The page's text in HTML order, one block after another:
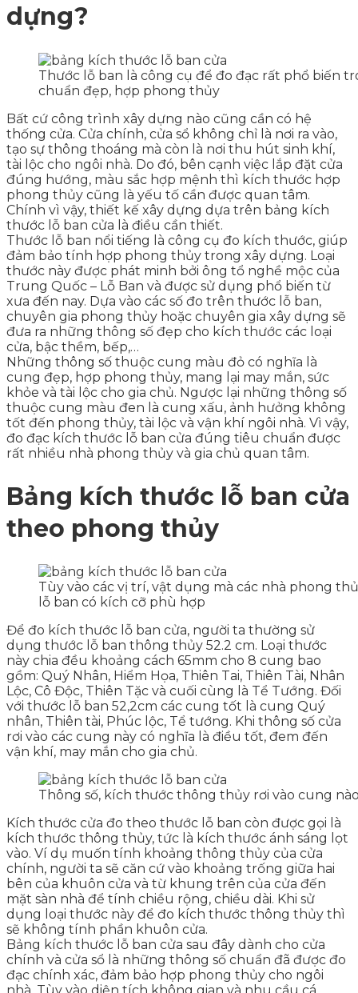
dựng?
Thước lỗ ban là công cụ để đo đạc rất phổ biến
chuẩn đẹp, hợp phong thủy
Bất cứ công trình xây dựng nào cũng cần có hệ
thống cửa. Cửa chính, cửa sổ không chỉ là nơi ra vào,
tạo sự thông thoáng mà còn là nơi thu hút sinh khí,
tài lộc cho ngôi nhà. Do đó, bên cạnh việc lắp đặt cửa
đúng hướng, màu sắc hợp mệnh thì kích thước hợp
phong thủy cũng là yếu tố cần được quan tâm.
Chính vì vậy, thiết kế xây dựng dựa trên bảng kích
thước lỗ ban cửa là điều cần thiết.
Thước lỗ ban nổi tiếng là công cụ đo kích thước, giúp
đảm bảo tính hợp phong thủy trong xây dựng. Loại
thước này được phát minh bởi ông tổ nghề mộc của
Trung Quốc – Lỗ Ban và được sử dụng phổ biến từ
xưa đến nay. Dựa vào các số đo trên thước lỗ ban,
chuyên gia phong thủy hoặc chuyên gia xây dựng sẽ
đưa ra những thông số đẹp cho kích thước các loại
cửa, bậc thềm, bếp,…
Những thông số thuộc cung màu đỏ có nghĩa là
cung đẹp, hợp phong thủy, mang lại may mắn, sức
khỏe và tài lộc cho gia chủ. Ngược lại những thông số
thuộc cung màu đen là cung xấu, ảnh hưởng không
tốt đến phong thủy, tài lộc và vận khí ngôi nhà. Vì vậy,
đo đạc kích thước lỗ ban cửa đúng tiêu chuẩn được
rất nhiều nhà phong thủy và gia chủ quan tâm.
Bảng kích thước lỗ ban cửa
theo phong thủy
Tùy vào các vị trí, vật dụng mà các nhà phong
lỗ ban có kích cỡ phù hợp
Để đo kích thước lỗ ban cửa, người ta thường sử
dụng thước lỗ ban thông thủy 52.2 cm. Loại thước
này chia đều khoảng cách 65mm cho 8 cung bao
gồm: Quý Nhân, Hiểm Họa, Thiên Tai, Thiên Tài, Nhân
Lộc, Cô Độc, Thiên Tặc và cuối cùng là Tể Tướng. Đối
với thước lỗ ban 52,2cm các cung tốt là cung Quý
nhân, Thiên tài, Phúc lộc, Tể tướng. Khi thông số cửa
rơi vào các cung này có nghĩa là điều tốt, đem đến
vận khí, may mắn cho gia chủ.
Thông số, kích thước thông thủy rơi vào cung
Kích thước cửa đo theo thước lỗ ban còn được gọi là
kích thước thông thủy, tức là kích thước ánh sáng lọt
vào. Ví dụ muốn tính khoảng thông thủy của cửa
chính, người ta sẽ căn cứ vào khoảng trống giữa hai
bên của khuôn cửa và từ khung trên của cửa đến
mặt sàn nhà để tính chiều rộng, chiều dài. Khi sử
dụng loại thước này để đo kích thước thông thủy thì
sẽ không tính phần khuôn cửa.
Bảng kích thước lỗ ban cửa sau đây dành cho cửa
chính và cửa sổ là những thông số chuẩn đã được đo
đạc chính xác, đảm bảo hợp phong thủy cho ngôi